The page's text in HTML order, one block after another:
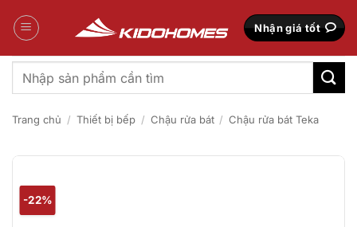
qua
Nhận giá tốt
Tìm
kiếm:
Trang chủ / Thiết bị bếp / Chậu rửa bát / Chậu rửa bát Teka
-22%